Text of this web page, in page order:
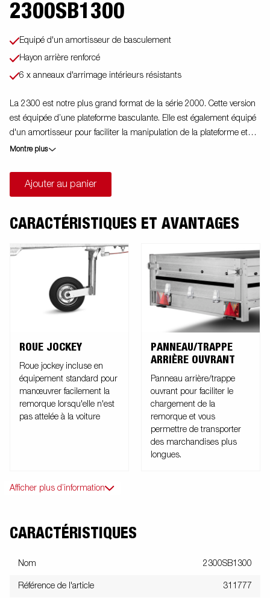
2300SB1300
Equipé d'un amortisseur de basculement
Hayon arrière renforcé
6 x anneaux d'arrimage intérieurs résistants
La 2300 est notre plus grand format de la série 2000. Cette version
est équipée d’une plateforme basculante. Elle est également équipé
d'un amortisseur pour faciliter la manipulation de la plateforme et
freiner le basculement.. Le panneau arrière renforcé facilite le
cm de haut pour un volume de chargement plus élevé. La
arrière ouvrants pour le chargement de marchandises plus longues.
pour sécuriser le chargement et le transport des marchandises.
Comme toujours, Brenderup propose une large gamme
d’accessoires pour ses remorques. Les images sont fournies à titre
indicatif uniquement et peuvent illustrer des équipements
Montre plus
Ajouter au panier
CARACTÉRISTIQUES ET AVANTAGES
ROUE JOCKEY
Roue jockey incluse en
équipement standard pour
manœuvrer facilement la
remorque lorsqu'elle n'est
pas attelée à la voiture
PANNEAU/TRAPPE
ARRIÈRE OUVRANT
Panneau arrière/trappe
ouvrant pour faciliter le
chargement de la
remorque et vous
permettre de transporter
des marchandises plus
longues.
Afficher plus d’information
CARACTÉRISTIQUES
Nom 2300SB1300
Référence de l'article 311777